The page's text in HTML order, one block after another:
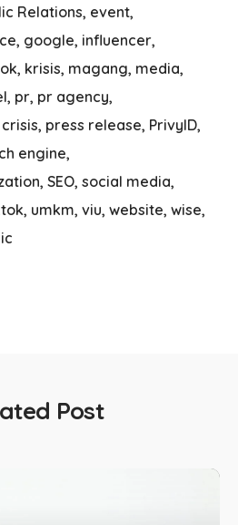
Relations event
google influencer
krisis magang media
pr pr agency
press release PrivyID
engine
SEO social media
umkm viu website wise
Post